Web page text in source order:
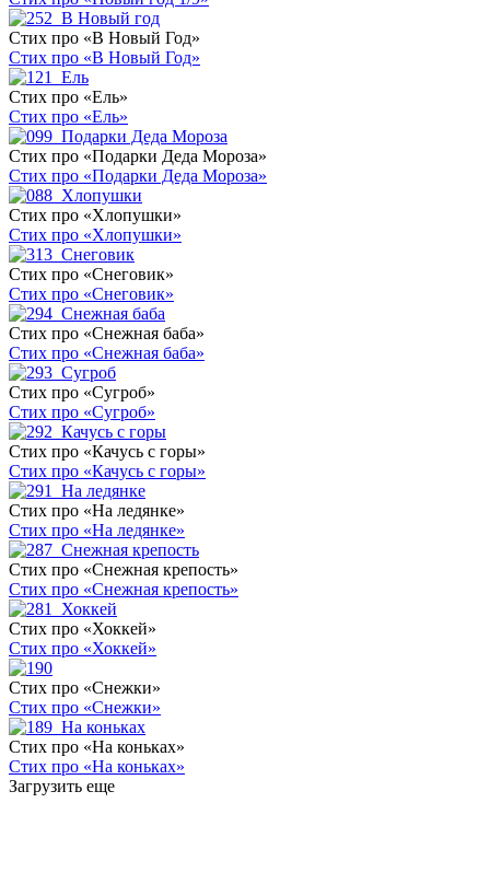
Стих про «В Новый Год»
Стих про «В Новый Год»
Стих про «Ель»
Стих про «Ель»
Стих про «Подарки Деда Мороза»
Стих про «Подарки Деда Мороза»
Стих про «Хлопушки»
Стих про «Хлопушки»
Стих про «Снеговик»
Стих про «Снеговик»
Стих про «Снежная баба»
Стих про «Снежная баба»
Стих про «Сугроб»
Стих про «Сугроб»
Стих про «Качусь с горы»
Стих про «Качусь с горы»
Стих про «На ледянке»
Стих про «На ледянке»
Стих про «Снежная крепость»
Стих про «Снежная крепость»
Стих про «Хоккей»
Стих про «Хоккей»
Стих про «Снежки»
Стих про «Снежки»
Стих про «На коньках»
Стих про «На коньках»
Загрузить еще